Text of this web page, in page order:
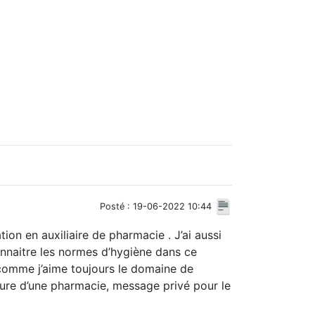
Posté : 19-06-2022 10:44
en auxiliaire de pharmacie . J’ai aussi
les normes d’hygiène dans ce
j’aime toujours le domaine de
d’une pharmacie, message privé pour le